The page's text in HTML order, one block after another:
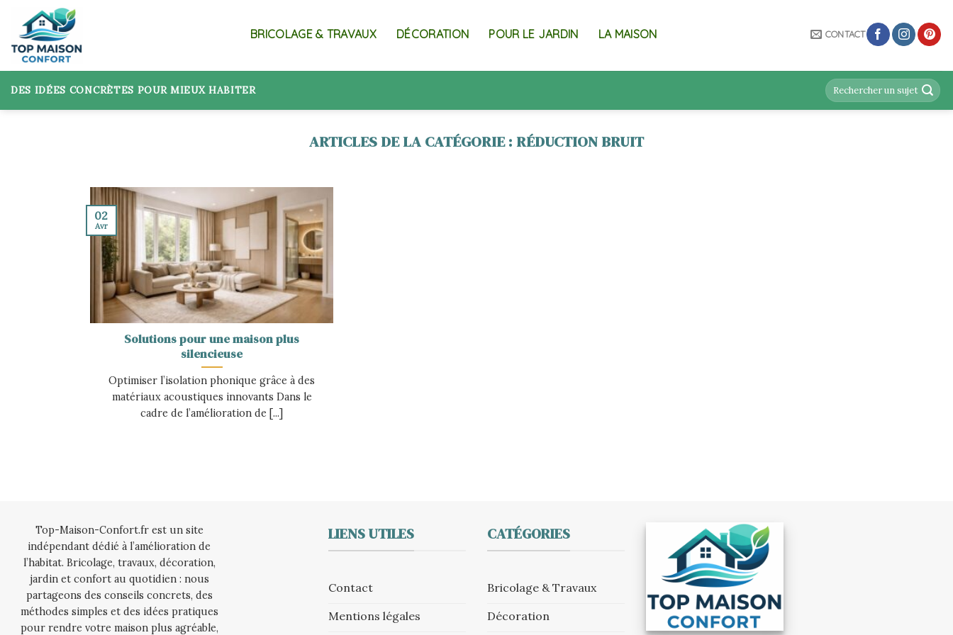
content
BRICOLAGE & TRAVAUX DÉCORATION POUR LE JARDIN LA MAISON CONTACT
DES IDÉES CONCRÈTES POUR MIEUX HABITER
RÉDUCTION BRUIT
Solutions pour une maison plus
silencieuse
Optimiser l’isolation phonique grâce à des
matériaux acoustiques innovants Dans le
cadre de l’amélioration de [...]
02
Avr
Top-Maison-Confort.fr est un site
indépendant dédié à l’amélioration de
l’habitat. Bricolage, travaux, décoration,
jardin et confort au quotidien : nous
partageons des conseils concrets, des
méthodes simples et des idées pratiques
pour rendre votre maison plus agréable,
LIENS UTILES
Contact
Mentions légales
CATÉGORIES
Bricolage & Travaux
Décoration